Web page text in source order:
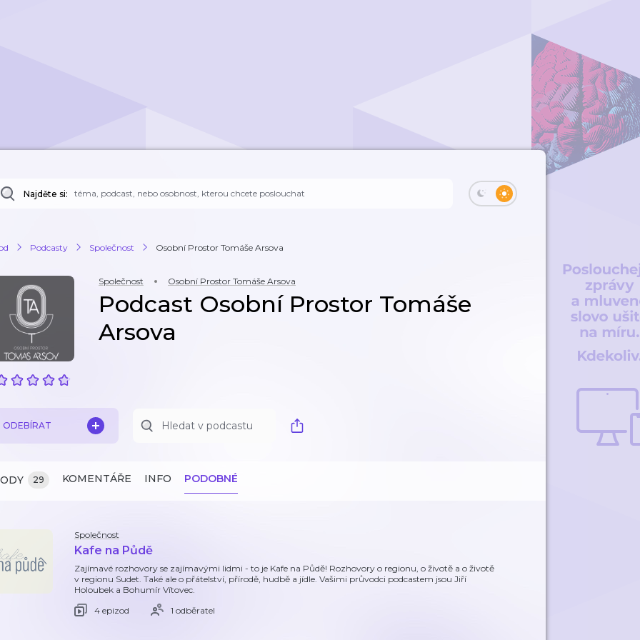
Najděte si:
Podcasty Společnost Osobní Prostor Tomáše Arsova
Společnost Osobní Prostor Tomáše Arsova
Podcast Osobní Prostor Tomáše
Arsova
ODEBÍRAT
29 KOMENTÁŘE INFO PODOBNÉ
Společnost
Kafe na Půdě
Zajímavé rozhovory se zajímavými lidmi - to je Kafe na Půdě! Rozhovory o regionu, o životě a o životě
v regionu Sudet. Také ale o přátelství, přírodě, hudbě a jídle. Vašimi průvodci podcastem jsou Jiří
Holoubek a Bohumír Vítovec.
4 epizod
1 odběratel